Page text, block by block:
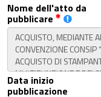
Nome dell'atto da
pubblicare
Data inizio
pubblicazione